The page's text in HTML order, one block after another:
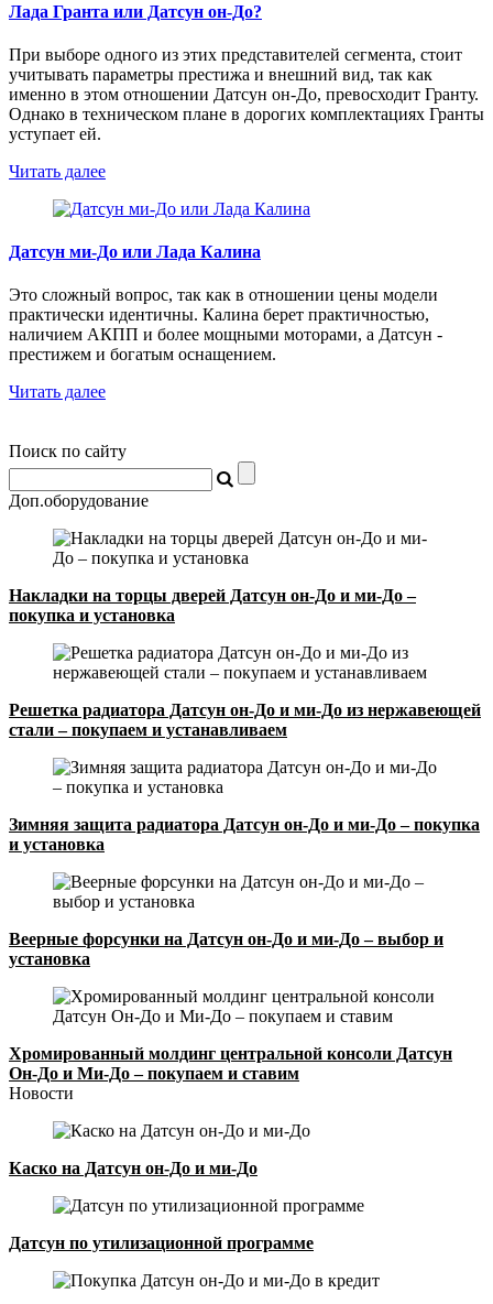
Лада Гранта или Датсун он-До?
При выборе одного из этих представителей сегмента, стоит
учитывать параметры престижа и внешний вид, так как
именно в этом отношении Датсун он-До, превосходит Гранту.
Однако в техническом плане в дорогих комплектациях Гранты
уступает ей.
Читать далее
Датсун ми-До или Лада Калина
Это сложный вопрос, так как в отношении цены модели
практически идентичны. Калина берет практичностью,
наличием АКПП и более мощными моторами, а Датсун -
престижем и богатым оснащением.
Читать далее
Поиск по сайту
Доп.оборудование
Накладки на торцы дверей Датсун он-До и ми-До –
покупка и установка
Решетка радиатора Датсун он-До и ми-До из нержавеющей
стали – покупаем и устанавливаем
Зимняя защита радиатора Датсун он-До и ми-До – покупка
и установка
Веерные форсунки на Датсун он-До и ми-До – выбор и
установка
Хромированный молдинг центральной консоли Датсун
Он-До и Ми-До – покупаем и ставим
Новости
Каско на Датсун он-До и ми-До
Датсун по утилизационной программе